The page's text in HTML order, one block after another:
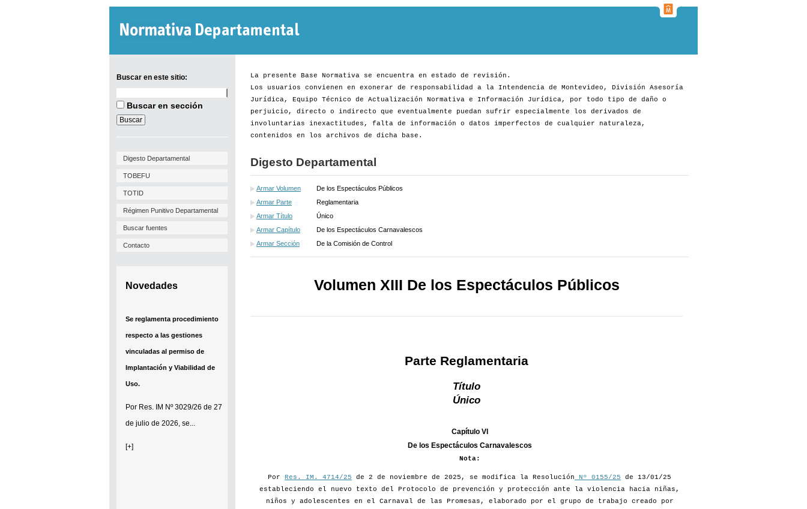
Buscar en este sitio:
en
sitio:
Buscar en sección
Digesto Departamental
TOBEFU
TOTID
Régimen Punitivo Departamental
Buscar fuentes
Contacto
Novedades
respecto a las gestiones
vinculadas al permiso de
Uso.
Se establece que estarán
exonerados del pago de tasas y
sellados los establecimientos
que soliciten el reconocimiento
como Espacio Cultural
Por...
[+]
La presente Base Normativa se encuentra en estado de revisión.
Los usuarios convienen en exonerar de responsabilidad a la Intendencia de Montevideo, División Asesoría
Jurídica, Equipo Técnico de Actualización Normativa e Información Jurídica, por todo tipo de daño o
perjuicio, directo o indirecto que eventualmente puedan sufrir especialmente los derivados de
involuntarias inexactitudes, falta de información o datos imperfectos de cualquier naturaleza,
contenidos en los archivos de dicha base.
Digesto Departamental
Armar Volumen
De los Espectáculos Públicos
Armar Parte
Reglamentaria
Armar Título
Único
Armar Capítulo
De los Espectáculos Carnavalescos
Armar Sección
De la Comisión de Control
Volumen XIII De los Espectáculos Públicos
Parte Reglamentaria
Título
Único
Capítulo VI
De los Espectáculos Carnavalescos
Nota:
Por Res. IM. 4714/25 de 2 de noviembre de 2025, se modifica la Resolución Nº 0155/25 de 13/01/25
estableciendo el nuevo texto del Protocolo de prevención y protección ante la violencia hacia niñas,
niños y adolescentes en el Carnaval de las Promesas, elaborado por el grupo de trabajo creado por